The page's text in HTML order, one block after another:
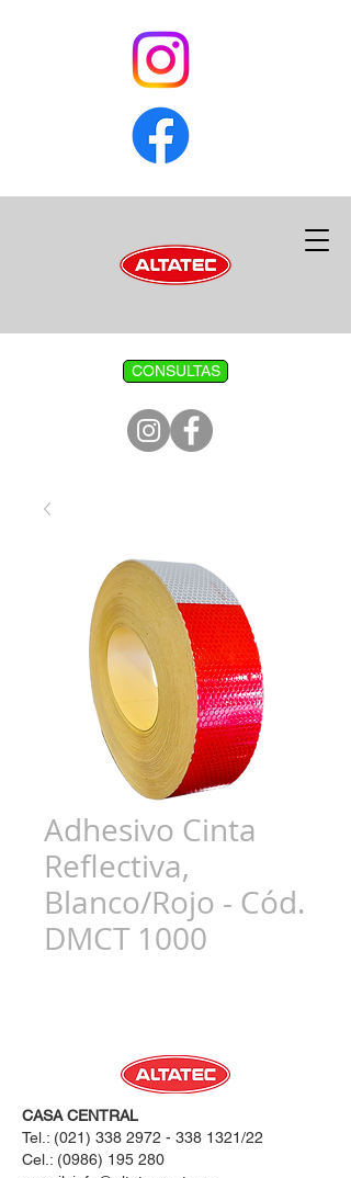
CONSULTAS
Adhesivo Cinta
Reflectiva,
Blanco/Rojo - Cód.
DMCT 1000
CASA CENTRAL
Tel.: (021) 338 2972 - 338 1321/22
Cel.: (0986) 195 280